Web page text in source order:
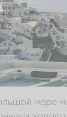
мере